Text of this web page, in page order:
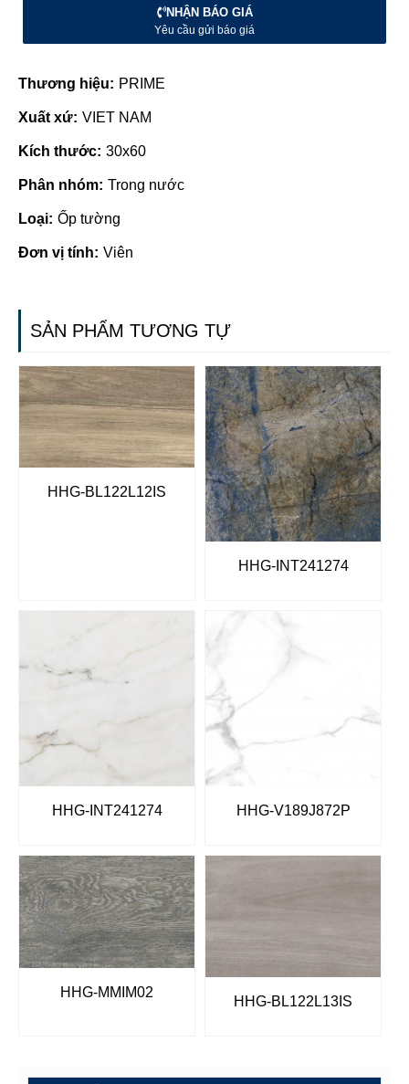
NHẬN BÁO GIÁ
Yêu cầu gửi báo giá
Thương hiệu: PRIME
Xuất xứ: VIET NAM
Kích thước: 30x60
Phân nhóm: Trong nước
Loại: Ốp tường
Đơn vị tính: Viên
SẢN PHẨM TƯƠNG TỰ
HHG-BL122L12IS
HHG-INT241274
HHG-INT241274 HHG-V189J872P
HHG-MMIM02
HHG-BL122L13IS